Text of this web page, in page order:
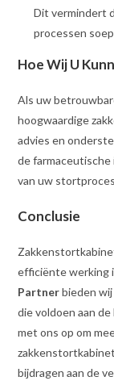
Dit vermindert
processen
Hoe Wij U
Als uw
hoogwaardige
advies en
de
van uw
Conclusie
efficiënte werking
Partnerbieden
die voldoen aan
met ons op om
bijdragen aan de